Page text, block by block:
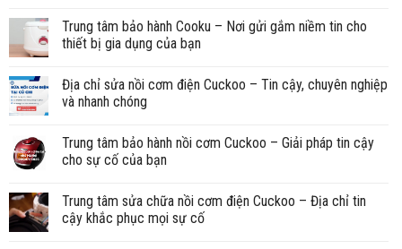
Trung tâm bảo hành Cooku – Nơi gửi gắm niềm tin cho
thiết bị gia dụng của bạn
Địa chỉ sửa nồi cơm điện Cuckoo – Tin cậy, chuyên nghiệp
và nhanh chóng
Trung tâm bảo hành nồi cơm Cuckoo – Giải pháp tin cậy
cho sự cố của bạn
Trung tâm sửa chữa nồi cơm điện Cuckoo – Địa chỉ tin
cậy khắc phục mọi sự cố